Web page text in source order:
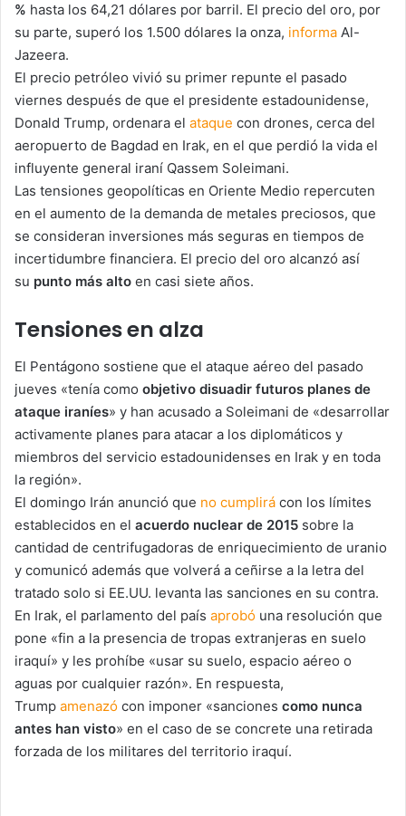
% hasta los 64,21 dólares por barril. El precio del oro, por
su parte, superó los 1.500 dólares la onza, informa Al-
Jazeera.
El precio petróleo vivió su primer repunte el pasado
viernes después de que el presidente estadounidense,
Donald Trump, ordenara el ataque con drones, cerca del
aeropuerto de Bagdad en Irak, en el que perdió la vida el
influyente general iraní Qassem Soleimani.
Las tensiones geopolíticas en Oriente Medio repercuten
en el aumento de la demanda de metales preciosos, que
se consideran inversiones más seguras en tiempos de
incertidumbre financiera. El precio del oro alcanzó así
su punto más alto en casi siete años.
Tensiones en alza
El Pentágono sostiene que el ataque aéreo del pasado
jueves «tenía como objetivo disuadir futuros planes de
ataque iraníes» y han acusado a Soleimani de «desarrollar
activamente planes para atacar a los diplomáticos y
miembros del servicio estadounidenses en Irak y en toda
la región».
El domingo Irán anunció que no cumplirá con los límites
establecidos en el acuerdo nuclear de 2015 sobre la
cantidad de centrifugadoras de enriquecimiento de uranio
y comunicó además que volverá a ceñirse a la letra del
tratado solo si EE.UU. levanta las sanciones en su contra.
En Irak, el parlamento del país aprobó una resolución que
pone «fin a la presencia de tropas extranjeras en suelo
iraquí» y les prohíbe «usar su suelo, espacio aéreo o
aguas por cualquier razón». En respuesta,
Trump amenazó con imponer «sanciones como nunca
antes han visto» en el caso de se concrete una retirada
forzada de los militares del territorio iraquí.